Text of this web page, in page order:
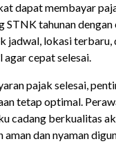
dapat membayar
STNK tahunan
jadwal, lokasi terbaru,
agar cepat selesai.
pajak selesai,
tetap optimal.
cadang berkualitas
aman dan nyaman